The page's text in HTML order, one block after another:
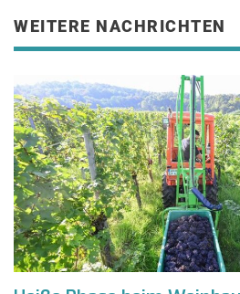
WEITERE NACHRICHTEN